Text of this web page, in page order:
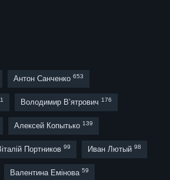
Антон Санченко 653
Володимир В’ятрович 176
Алексей Копытько 139
Портников 99 Иван Лютый 98
Валентина Емінова 59